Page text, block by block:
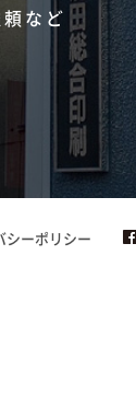
など
シーポリシー